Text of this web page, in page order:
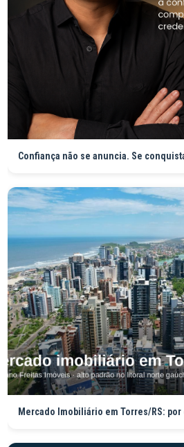
Confiança não se anuncia. Se
Mercado Imobiliário em Torres/RS: